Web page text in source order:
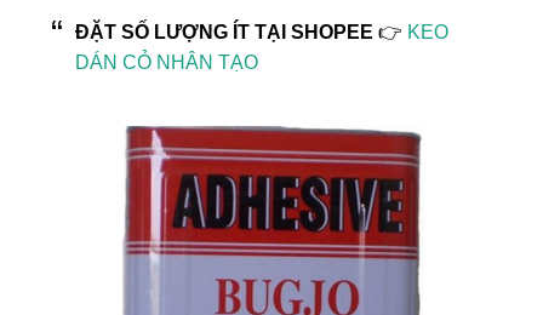
ĐẶT SỐ LƯỢNG ÍT TẠI SHOPEE 👉 KEO
DÁN CỎ NHÂN TẠO